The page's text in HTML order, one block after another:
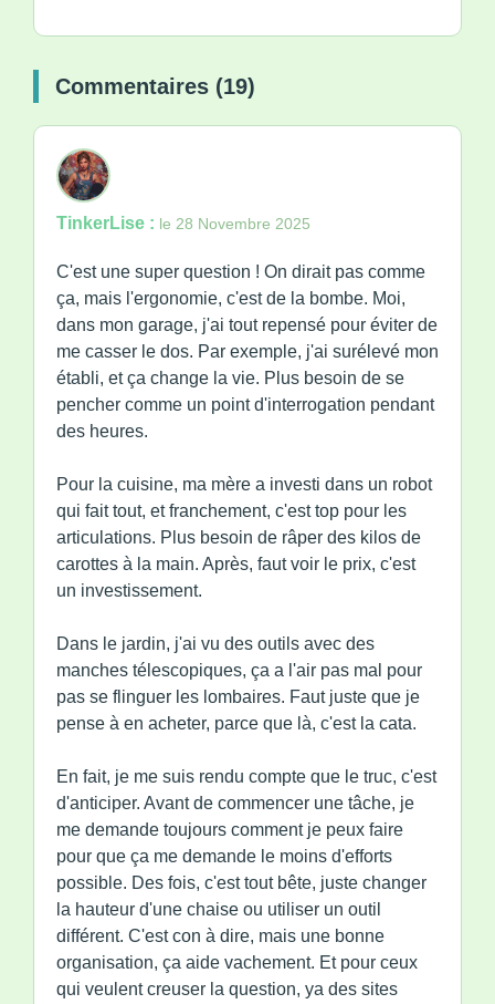
Commentaires (19)
TinkerLise : le 28 Novembre 2025
C'est une super question ! On dirait pas comme
ça, mais l'ergonomie, c'est de la bombe. Moi,
dans mon garage, j'ai tout repensé pour éviter de
me casser le dos. Par exemple, j'ai surélevé mon
établi, et ça change la vie. Plus besoin de se
pencher comme un point d'interrogation pendant
des heures.
Pour la cuisine, ma mère a investi dans un robot
qui fait tout, et franchement, c'est top pour les
articulations. Plus besoin de râper des kilos de
carottes à la main. Après, faut voir le prix, c'est
un investissement.
Dans le jardin, j'ai vu des outils avec des
manches télescopiques, ça a l'air pas mal pour
pas se flinguer les lombaires. Faut juste que je
pense à en acheter, parce que là, c'est la cata.
En fait, je me suis rendu compte que le truc, c'est
d'anticiper. Avant de commencer une tâche, je
me demande toujours comment je peux faire
pour que ça me demande le moins d'efforts
possible. Des fois, c'est tout bête, juste changer
la hauteur d'une chaise ou utiliser un outil
différent. C'est con à dire, mais une bonne
organisation, ça aide vachement. Et pour ceux
qui veulent creuser la question, ya des sites